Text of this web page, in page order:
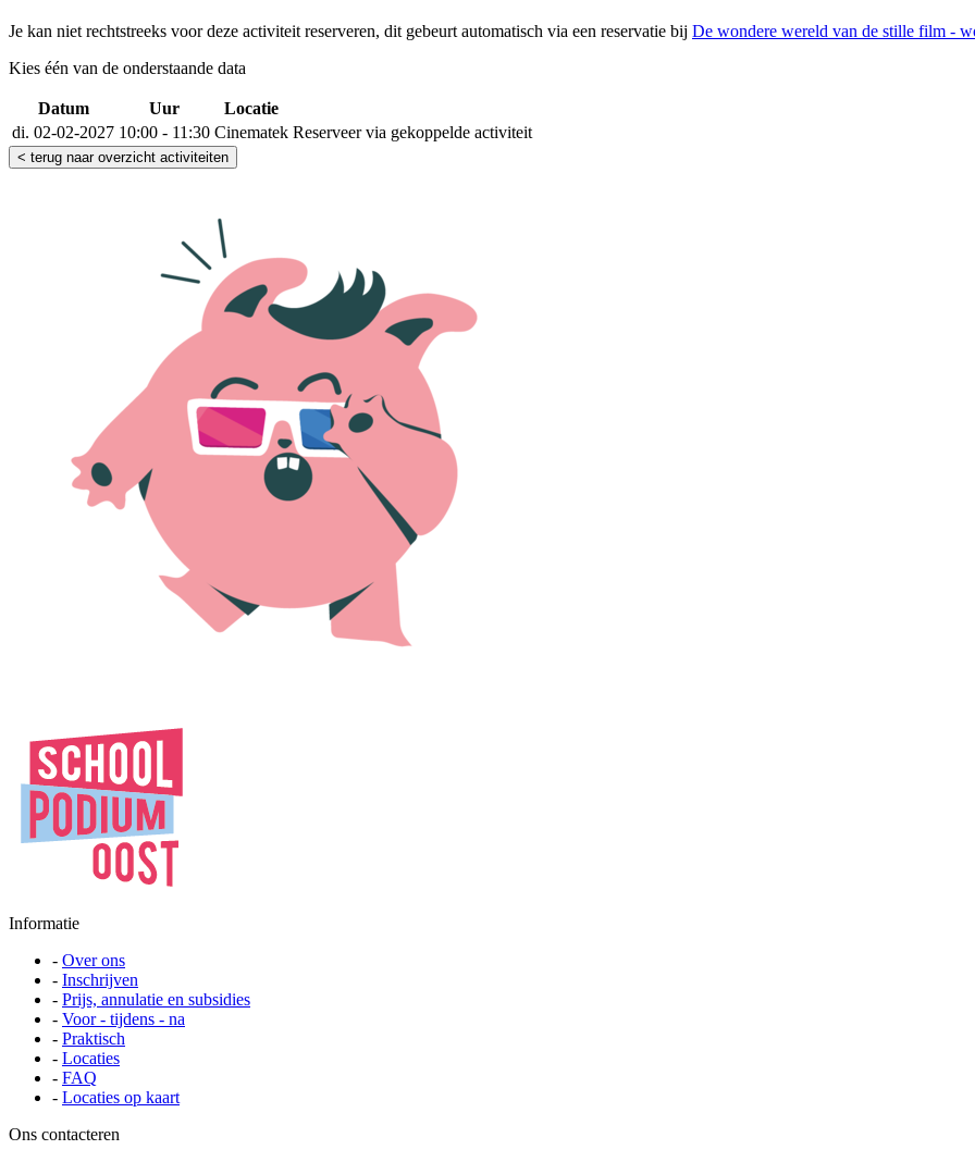
Je kan niet rechtstreeks voor deze activiteit reserveren, dit gebeurt automatisch via een reservatie bij De wondere wereld van de stille film -
Kies één van de onderstaande data
Datum Uur Locatie
di. 02-02-2027 10:00 - 11:30 Cinematek Reserveer via gekoppelde activiteit
< terug naar overzicht activiteiten
Informatie
- Over ons
- Inschrijven
- Prijs, annulatie en subsidies
- Voor - tijdens - na
- Praktisch
- Locaties
- FAQ
- Locaties op kaart
Ons contacteren